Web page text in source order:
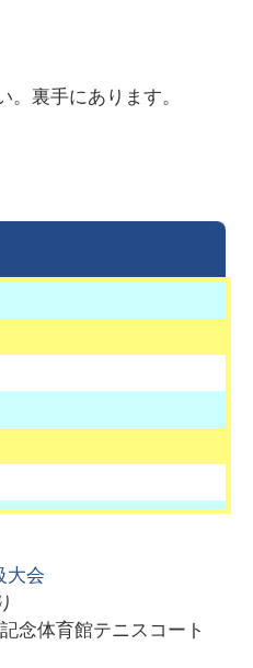
裏手にあります。
大会
念体育館テニスコート